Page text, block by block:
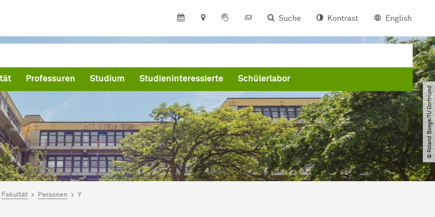
Suche Kontrast English
Professuren Studium Studieninteressierte Schülerlabor
© Roland Baege​/​TU Dortmund
hier:
Fakultät Personen Y